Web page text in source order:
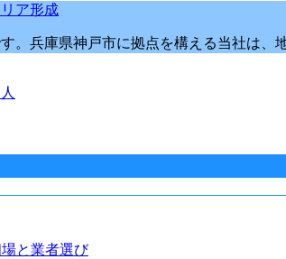
ア形成
。兵庫県神戸市に拠点を構える当社は
と業者選び